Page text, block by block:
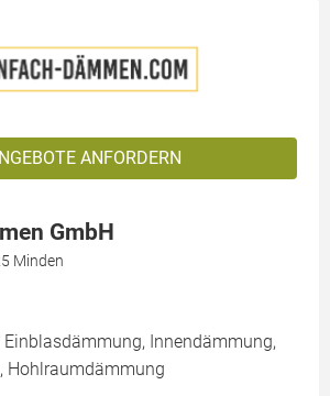
ANFORDERN
GmbH
Minden
Einblasdämmung, Innendämmung,
Hohlraumdämmung